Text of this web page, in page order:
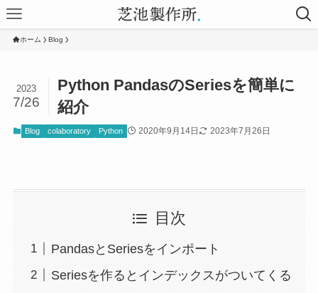
ホーム Blog
Python PandasのSeriesを簡単に
紹介
2023
7/26
Blog colaboratory Python 2020年9月14日 2023年7月26日
目次
PandasとSeriesをインポート
Seriesを作るとインデックスがついてくる